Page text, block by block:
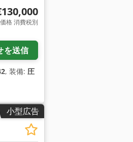
格 消費税別
を送信
, 装備: 圧
小型広告